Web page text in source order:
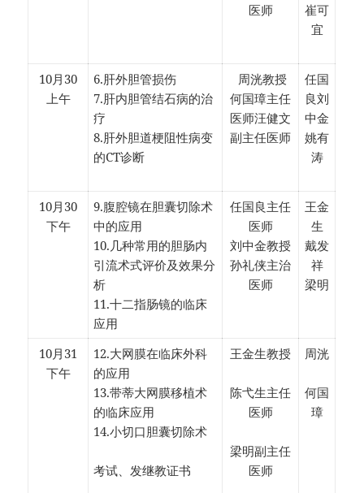
医师
崔可
宜
10月30
上午
6.肝外胆管损伤
7.肝内胆管结石病的治
疗
8.肝外胆道梗阻性病变
的CT诊断
周洸教授
何国璋主任
医师汪健文
副主任医师
任国
良刘
中金
姚有
涛
10月30
下午
9.腹腔镜在胆囊切除术
中的应用
10.几种常用的胆肠内
引流术式评价及效果分
析
11.十二指肠镜的临床
应用
任国良主任
医师
刘中金教授
孙礼侠主治
医师
王金
生
戴发
祥
梁明
10月31
下午
12.大网膜在临床外科
的应用
13.带蒂大网膜移植术
的临床应用
14.小切口胆囊切除术
考试、发继教证书
王金生教授
陈弋生主任
医师
梁明副主任
医师
周洸
何国
璋